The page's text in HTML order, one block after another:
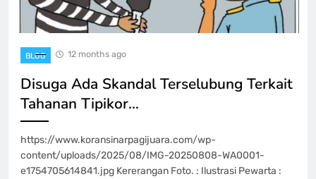
BLOG 12 months ago
Disuga Ada Skandal Terselubung Terkait
Tahanan Tipikor…
https://www.koransinarpagijuara.com/wp-
content/uploads/2025/08/IMG-20250808-WA0001-
e1754705614841.jpg Kererangan Foto. : Ilustrasi Pewarta :